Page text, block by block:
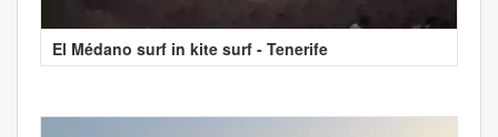
El Médano surf in kite surf - Tenerife